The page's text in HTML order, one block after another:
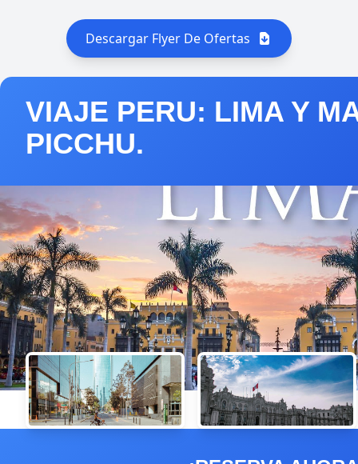
Descargar Flyer De Ofertas
VIAJE PERU: LIMA Y
PICCHU.